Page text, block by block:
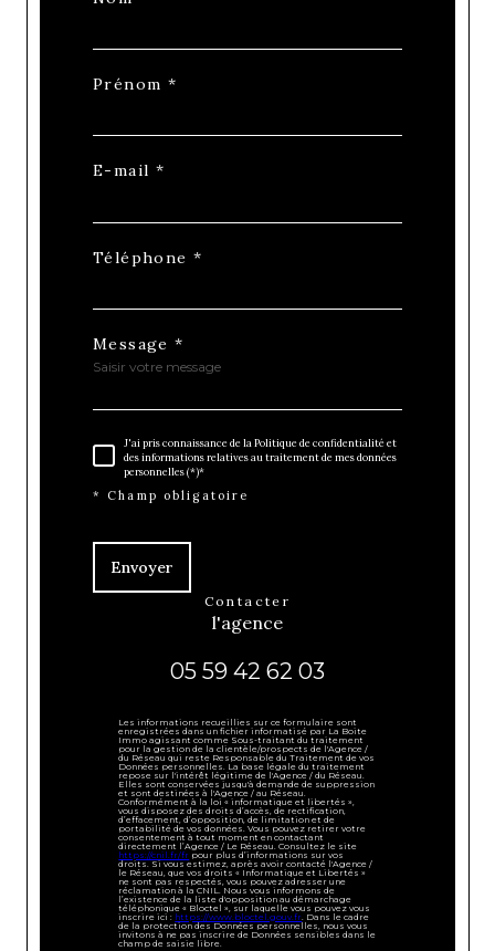
Prénom *
E-mail *
Téléphone *
Message *
J'ai pris connaissance de la Politique de confidentialité et
des informations relatives au traitement de mes données
personnelles (*)*
* Champ obligatoire
Envoyer
contacter
l'agence
05 59 42 62 03
Les informations recueillies sur ce formulaire sont
enregistrées dans un fichier informatisé par La Boite
Immo agissant comme Sous-traitant du traitement
pour la gestion de la clientèle/prospects de l'Agence /
du Réseau qui reste Responsable du Traitement de vos
Données personnelles. La base légale du traitement
repose sur l'intérêt légitime de l'Agence / du Réseau.
Elles sont conservées jusqu'à demande de suppression
et sont destinées à l'Agence / au Réseau.
Conformément à la loi « informatique et libertés »,
vous disposez des droits d’accès, de rectification,
d’effacement, d’opposition, de limitation et de
portabilité de vos données. Vous pouvez retirer votre
consentement à tout moment en contactant
directement l’Agence / Le Réseau. Consultez le site
https://cnil.fr/fr pour plus d’informations sur vos
droits. Si vous estimez, après avoir contacté l'Agence /
le Réseau, que vos droits « Informatique et Libertés »
ne sont pas respectés, vous pouvez adresser une
réclamation à la CNIL. Nous vous informons de
l’existence de la liste d'opposition au démarchage
téléphonique « Bloctel », sur laquelle vous pouvez vous
inscrire ici : https://www.bloctel.gouv.fr. Dans le cadre
de la protection des Données personnelles, nous vous
invitons à ne pas inscrire de Données sensibles dans le
champ de saisie libre.